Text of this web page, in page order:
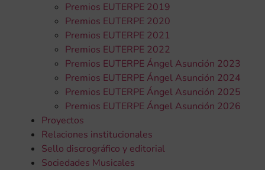
Premios EUTERPE 2019
Premios EUTERPE 2020
Premios EUTERPE 2021
Premios EUTERPE 2022
Premios EUTERPE Ángel Asunción 2023
Premios EUTERPE Ángel Asunción 2024
Premios EUTERPE Ángel Asunción 2025
Premios EUTERPE Ángel Asunción 2026
Proyectos
Relaciones institucionales
Sello discrográfico y editorial
Sociedades Musicales